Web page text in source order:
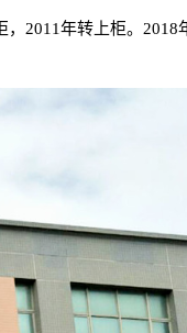
2011年转上柜。